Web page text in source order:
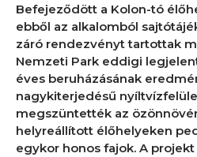
Befejeződött a Kolon-tó
ebből az alkalomból
záró rendezvényt tartottak
Nemzeti Park eddigi
éves beruházásának
nagykiterjedésű
megszüntették az
helyreállított élőhelyeken
egykor honos fajok. A projekt